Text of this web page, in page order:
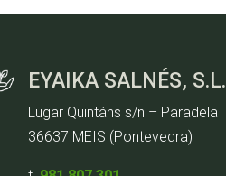
EYAIKA SALNÉS, S.L.
Lugar Quintáns s/n – Paradela
36637 MEIS (Pontevedra)